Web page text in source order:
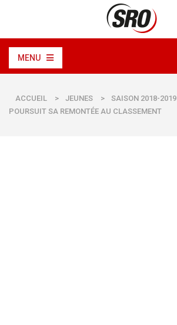
MENU
ACCUEIL > JEUNES > SAISON 2018-2019
POURSUIT SA REMONTÉE AU CLASSEMENT